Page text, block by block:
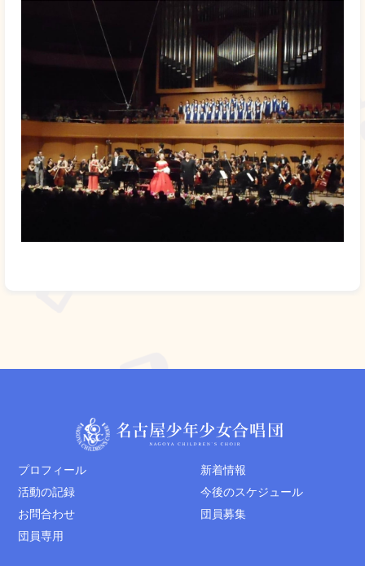
プロフィール
新着情報
活動の記録
今後のスケジュール
お問合わせ
団員募集
団員専用